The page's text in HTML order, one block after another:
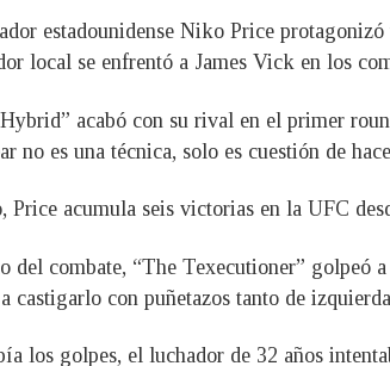
estadounidense Niko Price
local se enfrentó a James Vick en los
acabó con su rival en el primer
no es una técnica, solo es cuestión de
Price acumula seis victorias en la UFC
del combate, “The Texecutioner” golpeó
castigarlo con puñetazos tanto de
los golpes, el luchador de 32 años